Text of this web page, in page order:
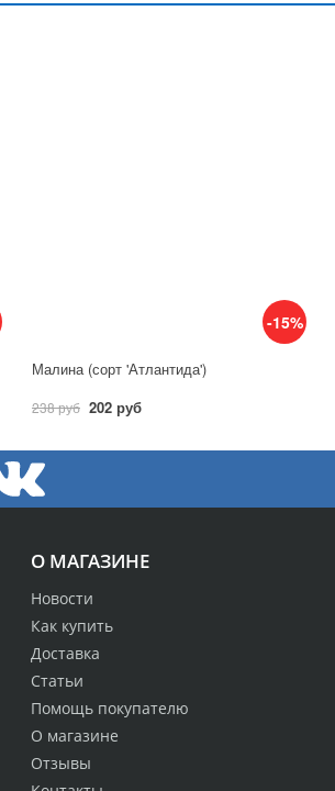
-15%
Малина (сорт 'Атлантида')
238 руб 202 руб
О МАГАЗИНЕ
Новости
Как купить
Доставка
Статьи
Помощь покупателю
О магазине
Отзывы